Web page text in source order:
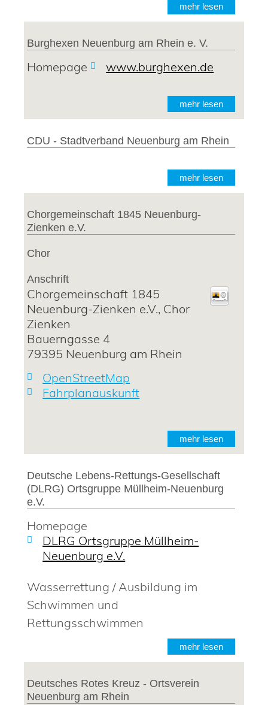
mehr lesen
Burghexen Neuenburg am Rhein e. V.
Homepage www.burghexen.de
mehr lesen
CDU - Stadtverband Neuenburg am Rhein
mehr lesen
Chorgemeinschaft 1845 Neuenburg-
Zienken e.V.
Chor
Anschrift
Chorgemeinschaft 1845
Neuenburg-Zienken e.V., Chor
Zienken
Bauerngasse 4
79395 Neuenburg am Rhein
OpenStreetMap
Fahrplanauskunft
mehr lesen
Deutsche Lebens-Rettungs-Gesellschaft
(DLRG) Ortsgruppe Müllheim-Neuenburg
e.V.
Homepage
DLRG Ortsgruppe Müllheim-
Neuenburg e.V.
Wasserrettung / Ausbildung im
Schwimmen und
Rettungsschwimmen
mehr lesen
Deutsches Rotes Kreuz - Ortsverein
Neuenburg am Rhein